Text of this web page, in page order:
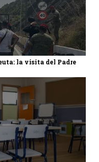
la visita del Padre